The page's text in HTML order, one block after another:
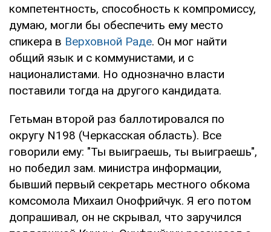
компетентность, способность к компромиссу,
думаю, могли бы обеспечить ему место
спикера в Верховной Раде. Он мог найти
общий язык и с коммунистами, и с
националистами. Но однозначно власти
поставили тогда на другого кандидата.
Гетьман второй раз баллотировался по
округу N198 (Черкасская область). Все
говорили ему: "Ты выиграешь, ты выиграешь",
но победил зам. министра информации,
бывший первый секретарь местного обкома
комсомола Михаил Онофрийчук. Я его потом
допрашивал, он не скрывал, что заручился